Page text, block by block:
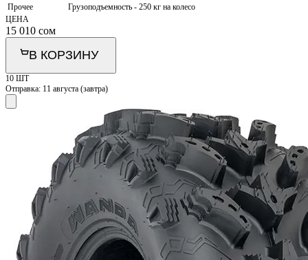
Прочее
Грузоподъемность - 250 кг на колесо
ЦЕНА
15 010 сом
В КОРЗИНУ
10 ШТ
Отправка: 11 августа (завтра)